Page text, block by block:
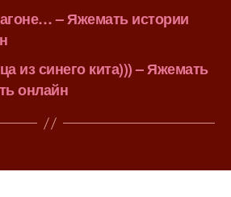
– Яжемать истории
из синего кита))) – Яжемать
онлайн